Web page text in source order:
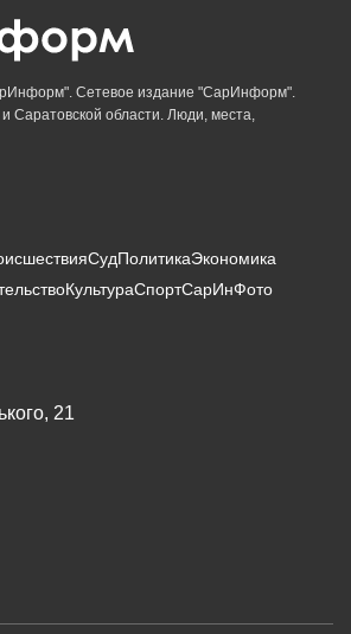
Сетевое издание "СарИнформ".
Саратовской области. Люди, места,
СудПолитикаЭкономика
КультураСпортСарИнФото
21